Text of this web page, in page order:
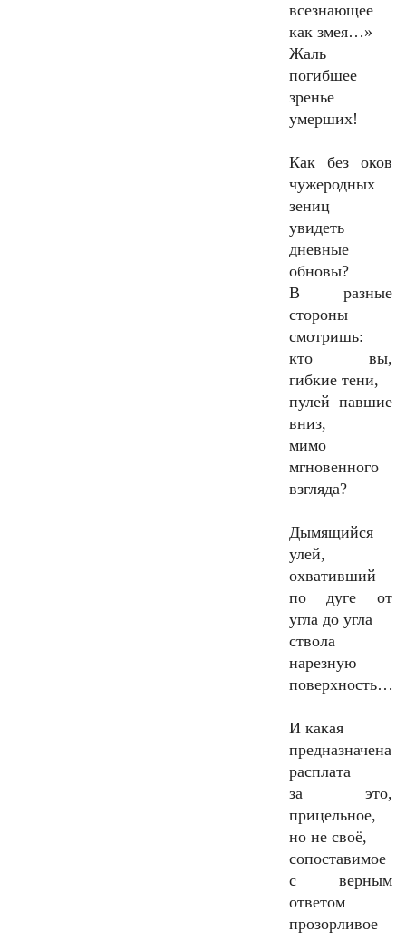
всезнающее
как змея…»
Жаль
погибшее
зренье
умерших!
Как без оков
чужеродных
зениц
увидеть
дневные
обновы?
В разные
стороны
смотришь:
кто вы,
гибкие тени,
пулей павшие
вниз,
мимо
мгновенного
взгляда?
Дымящийся
улей,
охвативший
по дуге от
угла до угла
ствола
нарезную
поверхность…
И какая
предназначена
расплата
за это,
прицельное,
но не своё,
сопоставимое
с верным
ответом
прозорливое